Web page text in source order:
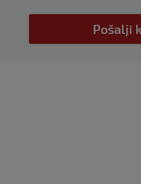
Pošalji